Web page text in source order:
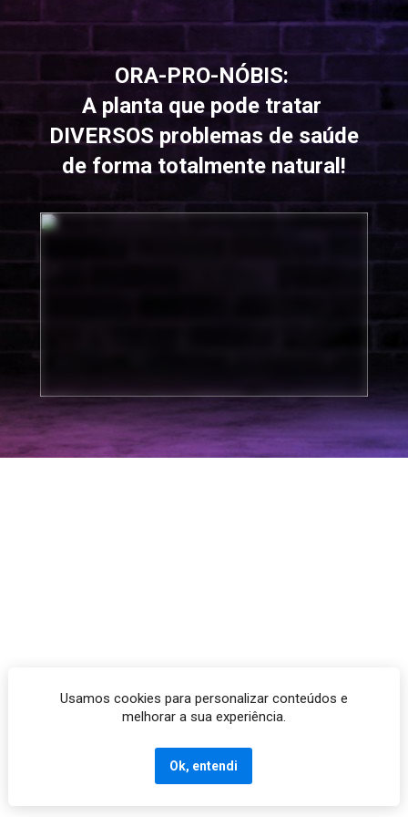
ORA-PRO-NÓBIS:
A planta que pode tratar
DIVERSOS problemas de saúde
de forma totalmente natural!
Usamos cookies para personalizar conteúdos e
melhorar a sua experiência.
Ok, entendi